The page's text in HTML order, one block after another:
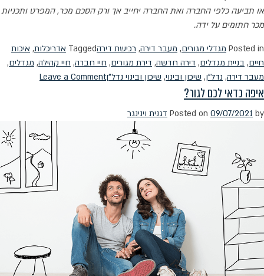
או תביעה כלפי החברה ואת החברה יחייב אך ורק הסכם מכר, המפרט ותכניות
מכר חתומים על ידה.
Posted in מגדלי מגורים, מעבר דירה, רכישת דירהTagged אדריכלות, איכות
חיים, בניית מגדלים, דירה חדשה, דירת מגורים, חיי חברה, חיי קהילה, מגדלים,
מעבר דירה, נדל"ן, שיכון ובינוי, שיכון ובינוי נדל"ןLeave a Comment
on
הגובה
איפה כדאי לכם לגור?
Posted on 09/07/2021 by דגנית וינינגר